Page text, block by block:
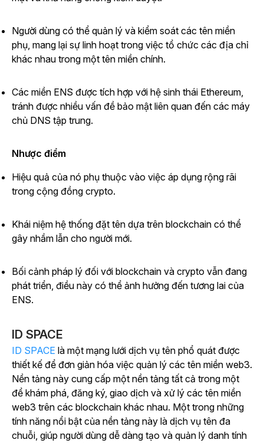
Người dùng có thể quản lý và kiểm soát các tên miền
phụ, mang lại sự linh hoạt trong việc tổ chức các địa chỉ
khác nhau trong một tên miền chính.
Các miền ENS được tích hợp với hệ sinh thái Ethereum,
tránh được nhiều vấn đề bảo mật liên quan đến các máy
chủ DNS tập trung.
Nhược điểm
Hiệu quả của nó phụ thuộc vào việc áp dụng rộng rãi
trong cộng đồng crypto.
Khái niệm hệ thống đặt tên dựa trên blockchain có thể
gây nhầm lẫn cho người mới.
Bối cảnh pháp lý đối với blockchain và crypto vẫn đang
phát triển, điều này có thể ảnh hưởng đến tương lai của
ENS.
ID SPACE
ID SPACE là một mạng lưới dịch vụ tên phổ quát được
thiết kế để đơn giản hóa việc quản lý các tên miền web3.
Nền tảng này cung cấp một nền tảng tất cả trong một
để khám phá, đăng ký, giao dịch và xử lý các tên miền
web3 trên các blockchain khác nhau. Một trong những
tính năng nổi bật của nền tảng này là dịch vụ tên đa
chuỗi, giúp người dùng dễ dàng tạo và quản lý danh tính